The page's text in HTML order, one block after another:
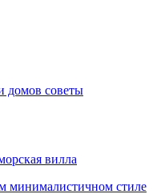
домов советы
вилла
минималистичном стиле